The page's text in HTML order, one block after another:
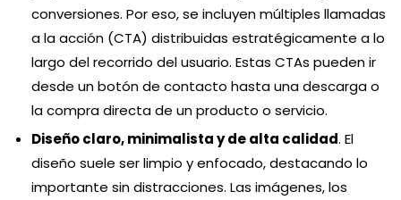
conversiones. Por eso, se incluyen múltiples llamadas
a la acción (CTA) distribuidas estratégicamente a lo
largo del recorrido del usuario. Estas CTAs pueden ir
desde un botón de contacto hasta una descarga o
la compra directa de un producto o servicio.
Diseño claro, minimalista y de alta calidad. El
diseño suele ser limpio y enfocado, destacando lo
importante sin distracciones. Las imágenes, los